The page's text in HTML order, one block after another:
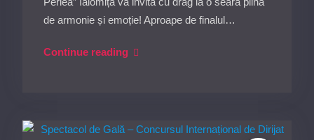
de armonie și emoție! Aproape de finalul…
Continue readingSpectacol
de